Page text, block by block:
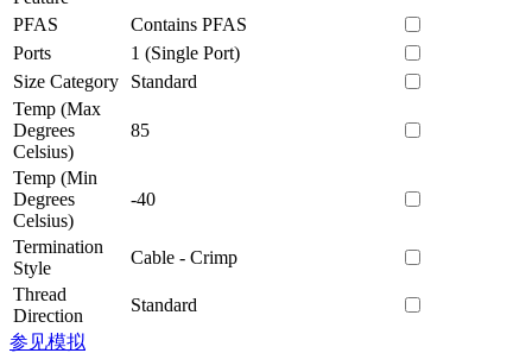
PFAS
Contains PFAS
Ports
1 (Single Port)
Size Category
Standard
Temp (Max
Degrees
Celsius)
85
Temp (Min
Degrees
Celsius)
-40
Termination
Style
Cable - Crimp
Thread
Direction
Standard
参见模拟